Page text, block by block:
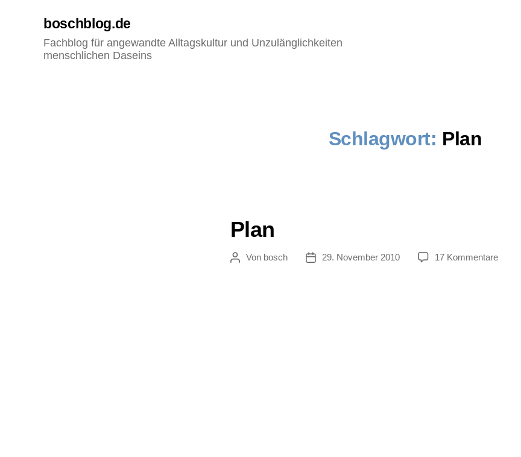
boschblog.de
Fachblog für angewandte Alltagskultur und Unzulänglichkeiten
menschlichen Daseins
Schlagwort: Plan
Plan
Beitragsautor
Von bosch Veröffentlichungsdatum
29. November 2010 17 Kommentarezu